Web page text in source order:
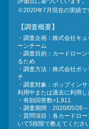
※2020年7月現在の実績で
【調査概要】
・調査企画：株式会社キ
ーンチーム
・調査目的：カードロー
るため
・調査方法：株式会社ポ
チ
・調査対象：ポップイン
利用中または過去に利用
・有効回答数=1,911
・調査期間：2020/05/26
・質問項目：各カードロ
いて5段階で教えてください